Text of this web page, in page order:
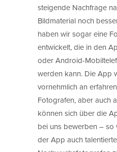
steigende Nachfrage
Bildmaterial noch
haben wir sogar eine
entwickelt, die in den
oder Android-
werden kann. Die App
vornehmlich an
Fotografen, aber auch
können sich über die
bei uns bewerben – so
der App auch talentierte